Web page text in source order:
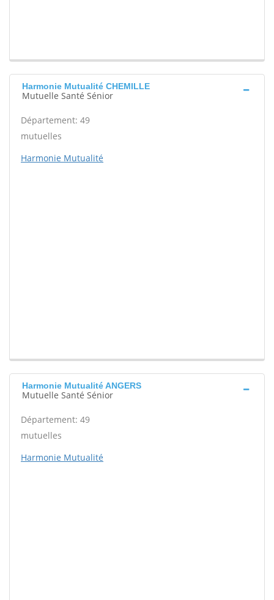
Harmonie Mutualité CHEMILLE
Mutuelle Santé Sénior
Département: 49
mutuelles
Harmonie Mutualité
Harmonie Mutualité ANGERS
Mutuelle Santé Sénior
Département: 49
mutuelles
Harmonie Mutualité